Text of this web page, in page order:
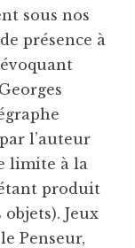
sous nos
présence à
l’auteur
limite à la
produit
Jeux
Penseur,